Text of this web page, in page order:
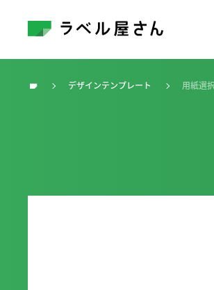
トップ デザインテンプレート 用紙選択